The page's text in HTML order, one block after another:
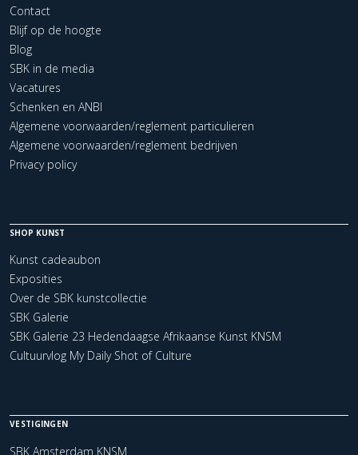
Contact
Blijf op de hoogte
Blog
SBK in de media
Vacatures
Schenken en ANBI
Algemene voorwaarden/reglement particulieren
Algemene voorwaarden/reglement bedrijven
Privacy policy
SHOP KUNST
Kunst cadeaubon
Exposities
Over de SBK kunstcollectie
SBK Galerie
SBK Galerie 23 Hedendaagse Afrikaanse Kunst KNSM
Cultuurvlog My Daily Shot of Culture
VESTIGINGEN
SBK Amsterdam KNSM